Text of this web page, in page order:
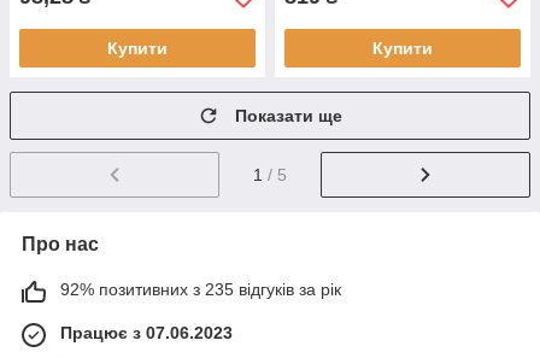
Купити Купити
Показати ще
1 / 5
Про нас
92% позитивних з 235 відгуків за рік
Працює з 07.06.2023